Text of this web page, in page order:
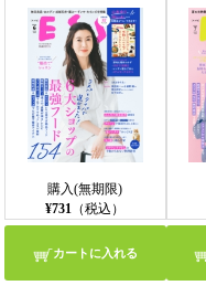
購入(無期限)
¥731 （税込）
カートに入れる